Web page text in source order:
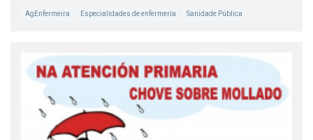
AgEnfermeira Especialidades de enfermería Sanidade Pública